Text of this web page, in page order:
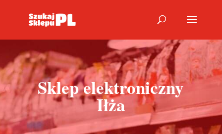
Sklep elektroniczny
Iłża